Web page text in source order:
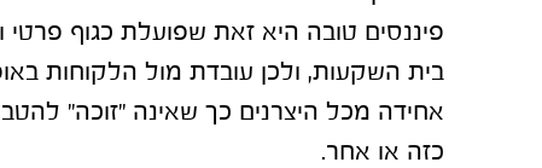
פיננסים טובה היא זאת שפועלת כגוף פרטי
בית השקעות, ולכן עובדת מול הלקוחות
אחידה מכל היצרנים כך שאינה "זוכה"
כזה או אחר.